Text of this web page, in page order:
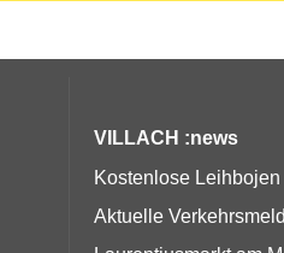
VILLACH :news
Kostenlose
Aktuelle